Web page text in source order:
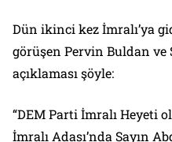
Dün ikinci kez İmralı’ya
görüşen Pervin Buldan ve
açıklaması şöyle:
“DEM Parti İmralı Heyeti
İmralı Adası’nda Sayın